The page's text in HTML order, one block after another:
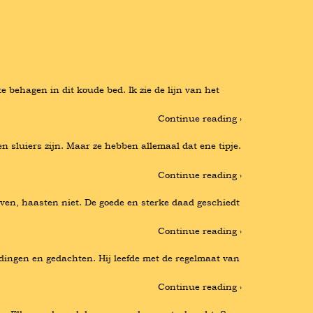
behagen in dit koude bed. Ik zie de lijn van het
Continue reading ›
sluiers zijn. Maar ze hebben allemaal dat ene tipje.
Continue reading ›
haasten niet. De goede en sterke daad geschiedt
Continue reading ›
en gedachten. Hij leefde met de regelmaat van
Continue reading ›